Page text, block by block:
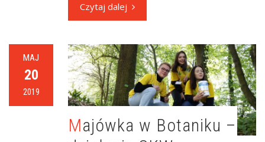
Czytaj dalej
MAJ
20
2019
Majówka w Botaniku –